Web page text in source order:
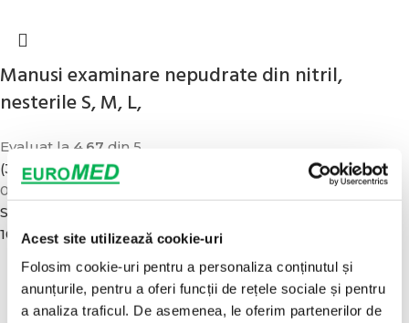
Acest site utilizează cookie-uri
Folosim cookie-uri pentru a personaliza conținutul și
anunțurile, pentru a oferi funcții de rețele sociale și pentru
a analiza traficul. De asemenea, le oferim partenerilor de
Manusi examinare nepudrate din nitril,
nesterile S, M, L,
Evaluat la 4.67 din 5
(3)
0,18lei
Selectează opțiunile
100 buc/cutie